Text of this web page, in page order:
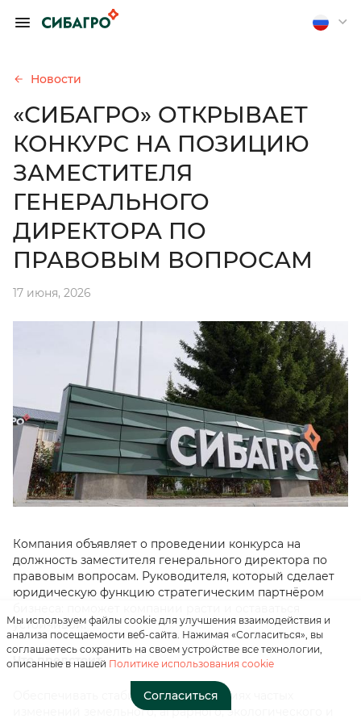
Новости
«СИБАГРО» ОТКРЫВАЕТ
КОНКУРС НА ПОЗИЦИЮ
ЗАМЕСТИТЕЛЯ
ГЕНЕРАЛЬНОГО
ДИРЕКТОРА ПО
ПРАВОВЫМ ВОПРОСАМ
17 июня, 2026
Компания объявляет о проведении конкурса на
должность заместителя генерального директора по
правовым вопросам. Руководителя, который сделает
юридическую функцию стратегическим партнёром
устойчивой.
Что предстоит
Обеспечивать стабильность в условиях частых
изменений земельного, аграрного, экологического и
Мы используем файлы cookie для улучшения взаимодействия и
анализа посещаемости веб-сайта. Нажимая «Согласиться», вы
соглашаетесь сохранить на своем устройстве все технологии,
описанные в нашей Политике использования cookie
Согласиться
ПРАВЛЕНИЯ А.
обратную связь, оставьте
свои контакты
Отправить анонимно
Нажимая на кнопку, вы
«положением о
персональных данных»
Отправить